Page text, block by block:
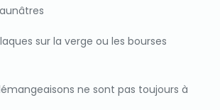
sur la verge ou les bourses
ne sont pas toujours à